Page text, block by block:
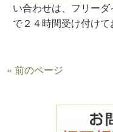
い合わせは、フリー
で２４時間受け付けて
« 前のページ